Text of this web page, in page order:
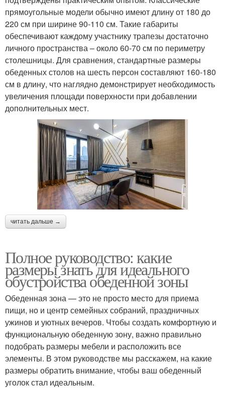
прямоугольные модели обычно имеют длину от 180 до
220 см при ширине 90-110 см. Такие габариты
обеспечивают каждому участнику трапезы достаточно
личного пространства – около 60-70 см по периметру
столешницы. Для сравнения, стандартные размеры
обеденных столов на шесть персон составляют 160-180
см в длину, что наглядно демонстрирует необходимость
увеличения площади поверхности при добавлении
дополнительных мест.
читать дальше →
Полное руководство: какие
размеры знать для идеального
обустройства обеденной зоны
Обеденная зона — это не просто место для приема
пищи, но и центр семейных собраний, праздничных
ужинов и уютных вечеров. Чтобы создать комфортную и
функциональную обеденную зону, важно правильно
подобрать размеры мебели и расположить все
элементы. В этом руководстве мы расскажем, на какие
размеры обратить внимание, чтобы ваш обеденный
уголок стал идеальным.